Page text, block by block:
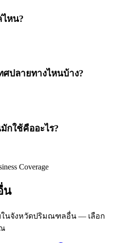
หน?
ปลายทางไหนบ้าง?
ใช้คืออะไร?
Coverage
น
ในจังหวัดปริมณฑลอื่น — เลือก